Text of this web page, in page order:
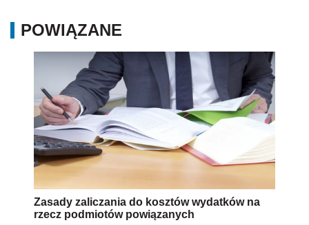
POWIĄZANE
Zasady zaliczania do kosztów wydatków na
rzecz podmiotów powiązanych